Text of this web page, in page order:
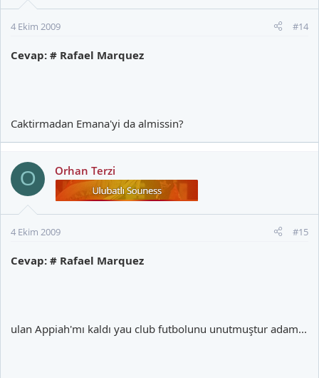
4 Ekim 2009 #14
Cevap: # Rafael Marquez
Caktirmadan Emana'yi da almissin?
O Orhan Terzi
4 Ekim 2009 #15
Cevap: # Rafael Marquez
ulan Appiah'mı kaldı yau club futbolunu unutmuştur adam...